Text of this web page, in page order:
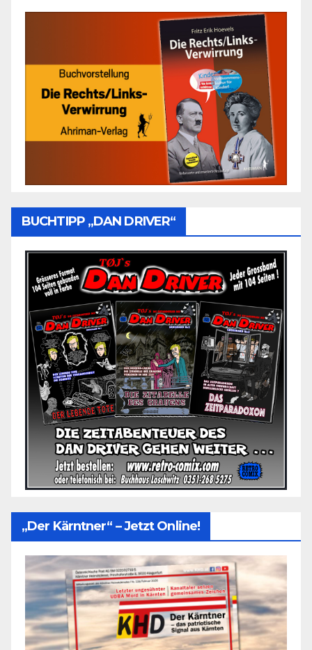
BUCHTIPP „DAN DRIVER“
„Der Kärntner“ – Jetzt Online!